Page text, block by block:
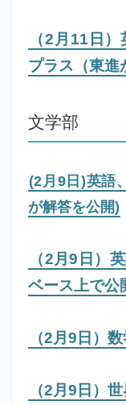
（2月11日
プラス（東進
文学部
(2月9日)英語
が解答を公開)
（2月9日）
ベース上で公
（2月9日）
（2月9日）